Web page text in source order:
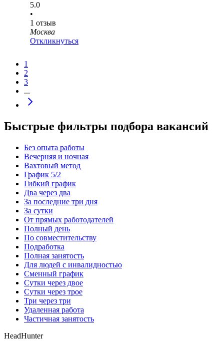
5.0
•
1 отзыв
Москва
Откликнуться
1
2
3
...
Быстрые фильтры подбора вакансий
Без опыта работы
Вечерняя и ночная
Вахтовый метод
График 5/2
Гибкий график
Два через два
За последние три дня
За сутки
От прямых работодателей
Полный день
По совместительству
Подработка
Полная занятость
Для людей с инвалидностью
Сменный график
Сутки через двое
Сутки через трое
Три через три
Удаленная работа
Частичная занятость
HeadHunter